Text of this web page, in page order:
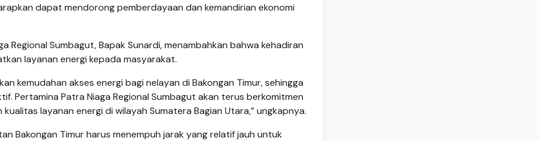
dapat mendorong pemberda­ya­an dan kemandirian e­ko­no­mi
Regional Sumbagut, Bapak Sunardi, menambahkan bahwa kehadiran
layanan energi kepada masyarakat.
kemudahan akses energi bagi nelayan di Bakongan Timur, sehingga
Pertamina Patra Niaga Regional Sumbagut akan terus berkomitmen
la­yanan energi di wilayah Sumatera Bagian Utara,” ungkapnya.
Bakongan Timur harus menempuh jarak yang relatif jauh untuk